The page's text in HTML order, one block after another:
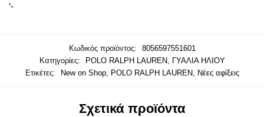
‘-
Κωδικός προϊόντος:
8056597551601
Κατηγορίες:
POLO RALPH LAUREN, ΓΥΑΛΙΑ ΗΛΙΟΥ
Ετικέτες:
New on Shop, POLO RALPH LAUREN, Νέες αφίξεις
Σχετικά προϊόντα